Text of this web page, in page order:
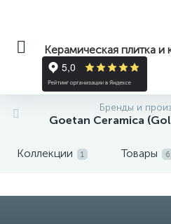
Керамическая плитка и
Бренды и
Goetan Ceramica
Коллекции 1 Товары 6